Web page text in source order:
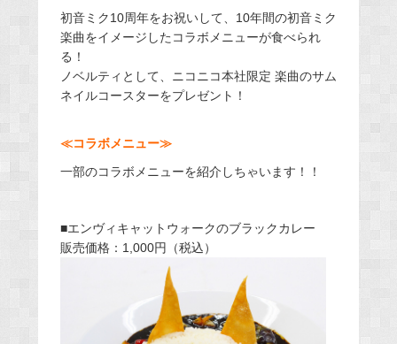
初音ミク10周年をお祝いして、 10年間の初音ミク
楽曲をイメージしたコラボメニューが食べられ
る！
ノベルティとして、ニコニコ本社限定 楽曲のサム
ネイルコースターをプレゼント！
≪コラボメニュー≫
一部のコラボメニューを紹介しちゃいます！！
■エンヴィキャットウォークのブラックカレー
販売価格：1,000円（税込）